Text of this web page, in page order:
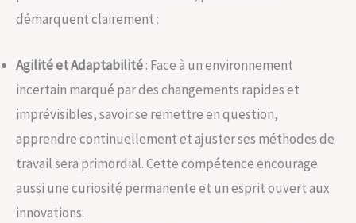
démarquent clairement :
Agilité et Adaptabilité: Face à un environnement
incertain marqué par des changements rapides et
imprévisibles, savoir se remettre en question,
apprendre continuellement et ajuster ses méthodes de
travail sera primordial. Cette compétence encourage
aussi une curiosité permanente et un esprit ouvert aux
innovations.